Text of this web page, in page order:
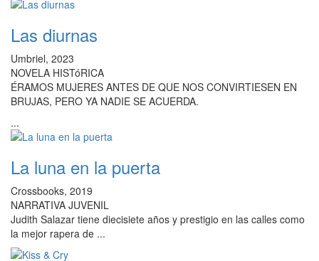
Las diurnas
Umbriel, 2023
NOVELA HISTóRICA
ÉRAMOS MUJERES ANTES DE QUE NOS CONVIRTIESEN EN
BRUJAS, PERO YA NADIE SE ACUERDA.
...
La luna en la puerta
Crossbooks, 2019
NARRATIVA JUVENIL
Judith Salazar tiene diecisiete años y prestigio en las calles como
la mejor rapera de ...